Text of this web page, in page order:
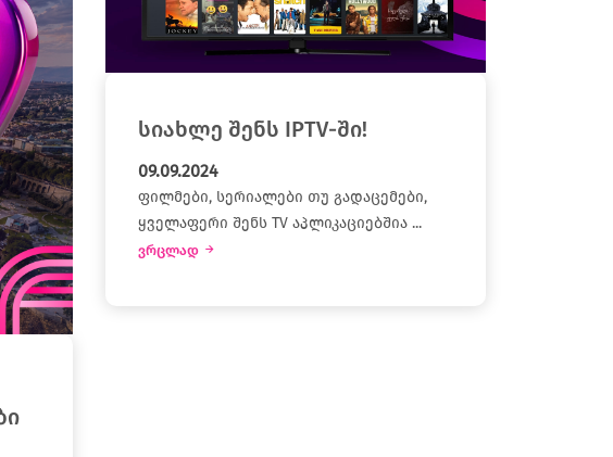
სიახლე შენს IPTV-ში!
09.09.2024
ფილმები, სერიალები თუ გადაცემები,
ყველაფერი შენს TV აპლიკაციებშია ...
ვრცლად